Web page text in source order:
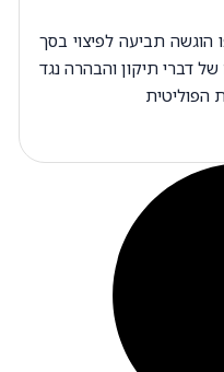
תביעה לפיצוי בסך
של דברי תיקון והבהרה נגד
הפוליטית